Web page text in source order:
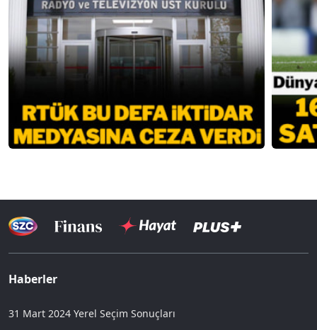
Haberler
31 Mart 2024 Yerel Seçim Sonuçları